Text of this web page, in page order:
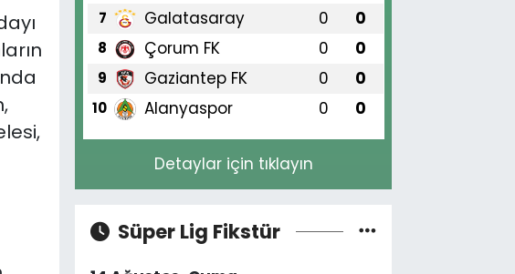
7 Galatasaray 0 0
8 Çorum FK 0 0
9 Gaziantep FK 0 0
10 Alanyaspor 0 0
Detaylar için tıklayın
Süper Lig Fikstür